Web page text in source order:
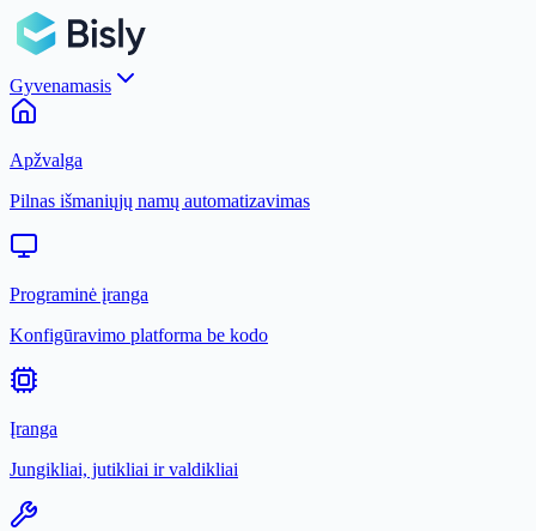
Gyvenamasis
Apžvalga
Pilnas išmaniųjų namų automatizavimas
Programinė įranga
Konfigūravimo platforma be kodo
Įranga
Jungikliai, jutikliai ir valdikliai